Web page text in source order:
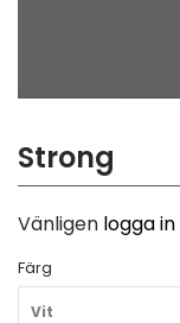
Strong
Vänligen logga in
Färg
Vit